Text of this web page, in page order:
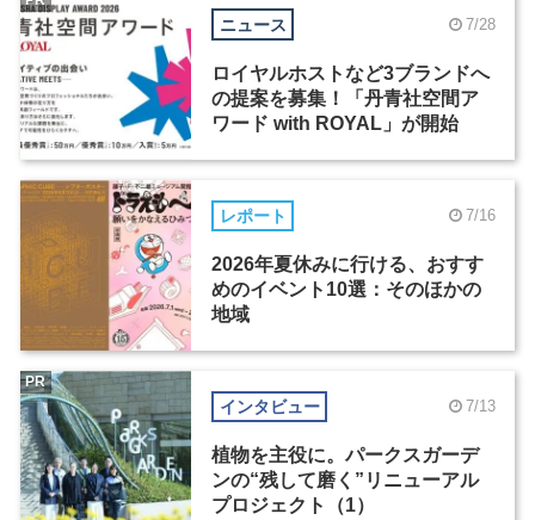
ニュース 7/28
ロイヤルホストなど3ブランドへ
の提案を募集！「丹青社空間ア
ワード with ROYAL」が開始
レポート 7/16
2026年夏休みに行ける、おすす
めのイベント10選：そのほかの
地域
インタビュー 7/13
植物を主役に。パークスガーデ
ンの“残して磨く”リニューアル
プロジェクト（1）
PR